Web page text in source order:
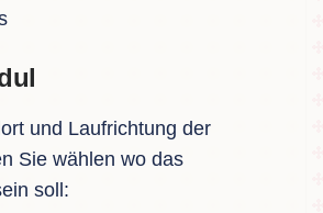
und Laufrichtung der
Sie wählen wo das
soll: